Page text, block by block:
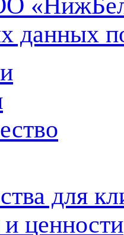
данных
для
ценности